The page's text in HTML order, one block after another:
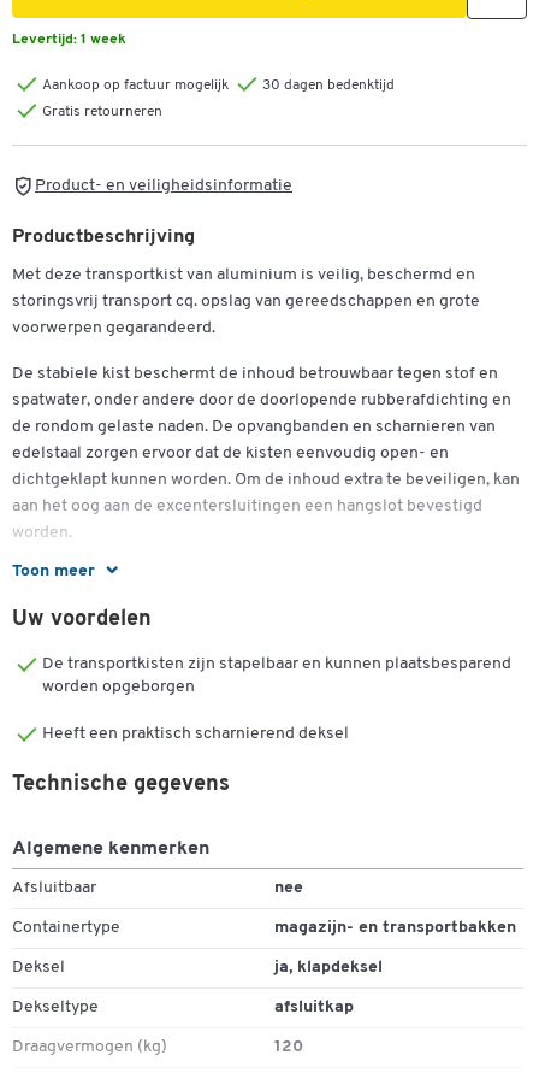
Levertijd: 1 week
Aankoop op factuur mogelijk
30 dagen bedenktijd
Gratis retourneren
Product- en veiligheidsinformatie
Toon meer
Productbeschrijving
Met deze transportkist van aluminium is veilig, beschermd en
storingsvrij transport cq. opslag van gereedschappen en grote
voorwerpen gegarandeerd.
De stabiele kist beschermt de inhoud betrouwbaar tegen stof en
spatwater, onder andere door de doorlopende rubberafdichting en
de rondom gelaste naden. De opvangbanden en scharnieren van
edelstaal zorgen ervoor dat de kisten eenvoudig open- en
dichtgeklapt kunnen worden. Om de inhoud extra te beveiligen, kan
aan het oog aan de excentersluitingen een hangslot bevestigd
worden.
Voor de opslag van gereedschappen en grote voorwerpen
Van gelegeerde aluminium-traanplaat 3 mm
Scharnieren, handgrepen en sluitingen van rvs
Met zelf-inklappende veiligheidshandgrepen
Beschermt tegen stof en spatwater door doorlopende
Aan de onderkant 4 voeten met binnendraad M10 voor goede
Met vangbanden voor ontlasting van de scharnieren
Inhoud: 37 l, 70 l, 120 l of 234 l
Uw voordelen
De transportkisten zijn stapelbaar en kunnen plaatsbesparend
worden opgeborgen
Heeft een praktisch scharnierend deksel
Technische gegevens
Algemene kenmerken
Afsluitbaar nee
Containertype magazijn- en transportbakken
Deksel ja, klapdeksel
Dekseltype afsluitkap
Draagvermogen (kg) 120